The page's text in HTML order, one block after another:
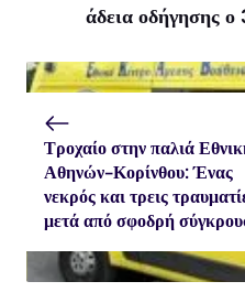
άδεια οδήγησης ο
Τροχαίο στην παλιά
Αθηνών-Κορίνθου: Ένας
νεκρός και τρεις
μετά από σφοδρή